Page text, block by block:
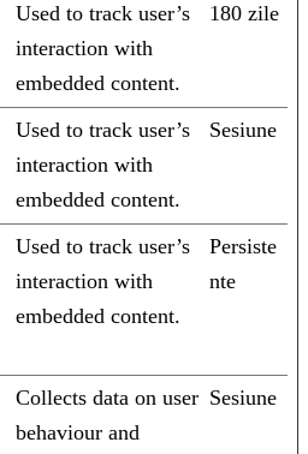
Used to track user’s
interaction with
embedded content.
180 zile
Used to track user’s
interaction with
embedded content.
Sesiune
Used to track user’s
interaction with
embedded content.
Persiste
nte
Collects data on user
behaviour and
Sesiune